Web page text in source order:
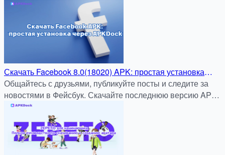
Скачать Facebook 8.0(18020) APK: простая установка
через APKDock
Общайтесь с друзьями, публикуйте посты и следите за
новостями в Фейсбук. Скачайте последнюю версию APK
для Android без Play Маркета — только на apkdock.com.